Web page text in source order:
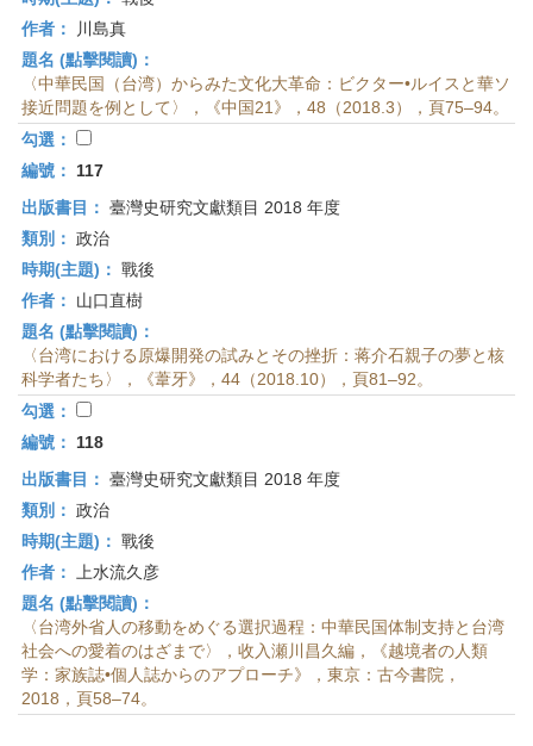
作者：
川島真
題名 (點擊閱讀)：
〈中華民国（台湾）からみた文化大革命：ビクター•ルイスと華ソ
接近問題を例として〉，《中国21》，48（2018.3），頁75–94。
勾選：
編號：
117
出版書目： 臺灣史研究文獻類目 2018 年度
類別： 政治
時期(主題)： 戰後
作者：
山口直樹
題名 (點擊閱讀)：
〈台湾における原爆開発の試みとその挫折：蒋介石親子の夢と核
科学者たち〉，《葦牙》，44（2018.10），頁81–92。
勾選：
編號：
118
出版書目： 臺灣史研究文獻類目 2018 年度
類別： 政治
時期(主題)： 戰後
作者：
上水流久彦
題名 (點擊閱讀)：
〈台湾外省人の移動をめぐる選択過程：中華民国体制支持と台湾
社会への愛着のはざまで〉，收入瀬川昌久編，《越境者の人類
学：家族誌•個人誌からのアプローチ》，東京：古今書院，
2018，頁58–74。